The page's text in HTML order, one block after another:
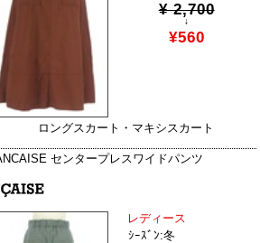
¥ 2,700
↓
¥560
ロングスカート・マキシスカート
センタープレスワイドパンツ
レディース
ｼｰｽﾞﾝ:冬